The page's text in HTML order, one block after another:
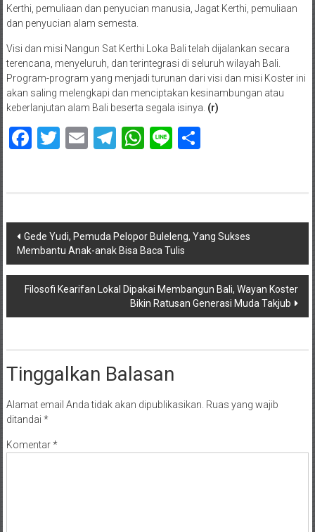
Kerthi, pemuliaan dan penyucian manusia, Jagat Kerthi, pemuliaan
dan penyucian alam semesta.
Visi dan misi Nangun Sat Kerthi Loka Bali telah dijalankan secara
terencana, menyeluruh, dan terintegrasi di seluruh wilayah Bali.
Program-program yang menjadi turunan dari visi dan misi Koster ini
akan saling melengkapi dan menciptakan kesinambungan atau
keberlanjutan alam Bali beserta segala isinya. (r)
Facebook
Twitter
EmailTelegram
WhatsApp
LineShare
Navigasi
pos
Gede Yudi, Pemuda Pelopor Buleleng, Yang Sukses
Membantu Anak-anak Bisa Baca Tulis
Filosofi Kearifan Lokal Dipakai Membangun Bali, Wayan Koster
Bikin Ratusan Generasi Muda Takjub
Tinggalkan Balasan
Alamat email Anda tidak akan dipublikasikan. Ruas yang wajib
ditandai *
Komentar*